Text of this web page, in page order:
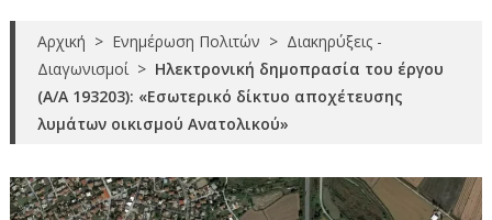
Αρχική > Ενημέρωση Πολιτών > Διακηρύξεις -
Διαγωνισμοί > Ηλεκτρονική δημοπρασία του έργου
(Α/Α 193203): «Εσωτερικό δίκτυο αποχέτευσης
λυμάτων οικισμού Ανατολικού»